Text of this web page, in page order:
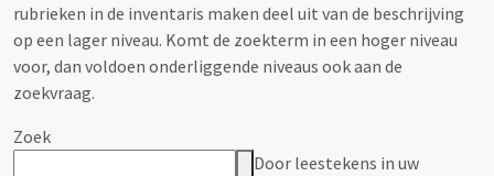
rubrieken in de inventaris maken deel uit van de beschrijving
op een lager niveau. Komt de zoekterm in een hoger niveau
voor, dan voldoen onderliggende niveaus ook aan de
zoekvraag.
Zoek
Door leestekens in uw